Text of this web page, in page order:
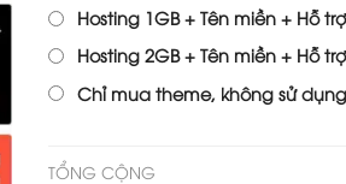
1,300,000
Hosting 1GB + Tên miền + Hỗ
Hosting 2GB + Tên miền + Hỗ
Chỉ mua theme, không sử
TỔNG CỘNG